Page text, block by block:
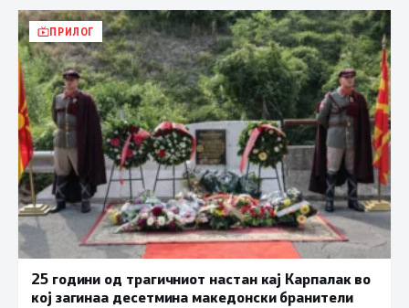
ПРИЛОГ
25 години од трагичниот настан кај Карпалак во
кој загинаа десетмина македонски бранители